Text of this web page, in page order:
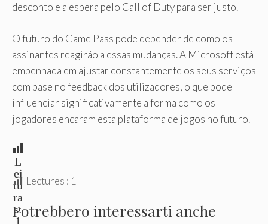
desconto e a espera pelo Call of Duty para ser justo.
O futuro do Game Pass pode depender de como os
assinantes reagirão a essas mudanças. A Microsoft está
empenhada em ajustar constantemente os seus serviços
com base no feedback dos utilizadores, o que pode
influenciar significativamente a forma como os
jogadores encaram esta plataforma de jogos no futuro.
L
ei
tu
ra
s:
1
Lectures : 1
Potrebbero interessarti anche